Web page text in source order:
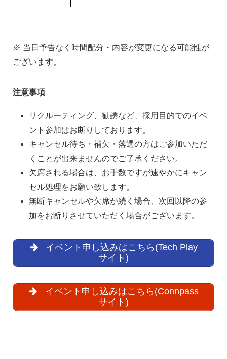
※ 当日予告なく時間配分・内容が変更になる可能性が
ございます。
注意事項
リクルーティング、勧誘など、採用目的でのイベ
ント参加はお断りしております。
キャンセル待ち・補欠・落選の方はご参加いただ
くことが出来ませんのでご了承ください。
欠席される場合は、お手数ですが速やかにキャン
セル処理をお願い致します。
無断キャンセルや欠席が続く場合、次回以降の参
加をお断りさせていただく場合がございます。
イベント申し込みはこちら(Tech Play
サイト)
イベント申し込みはこちら(Connpass
サイト)